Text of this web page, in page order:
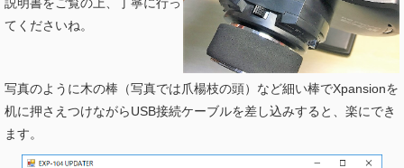
てくださいね。
写真のように木の棒（写真では爪楊枝の頭）など細い棒でXpansionを
机に押さえつけながらUSB接続ケーブルを差し込みすると、楽にでき
ます。